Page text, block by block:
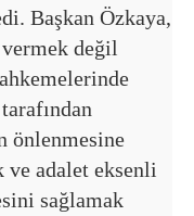
Başkan Özkaya,
değil
ve adalet eksenli
sağlamak